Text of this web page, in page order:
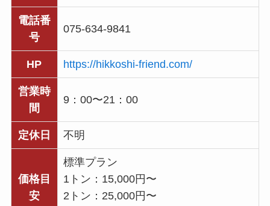
電話番
号
075-634-9841
HP https://hikkoshi-friend.com/
営業時
間
9：00〜21：00
定休日 不明
価格目
安
標準プラン
1トン：15,000円〜
2トン：25,000円〜